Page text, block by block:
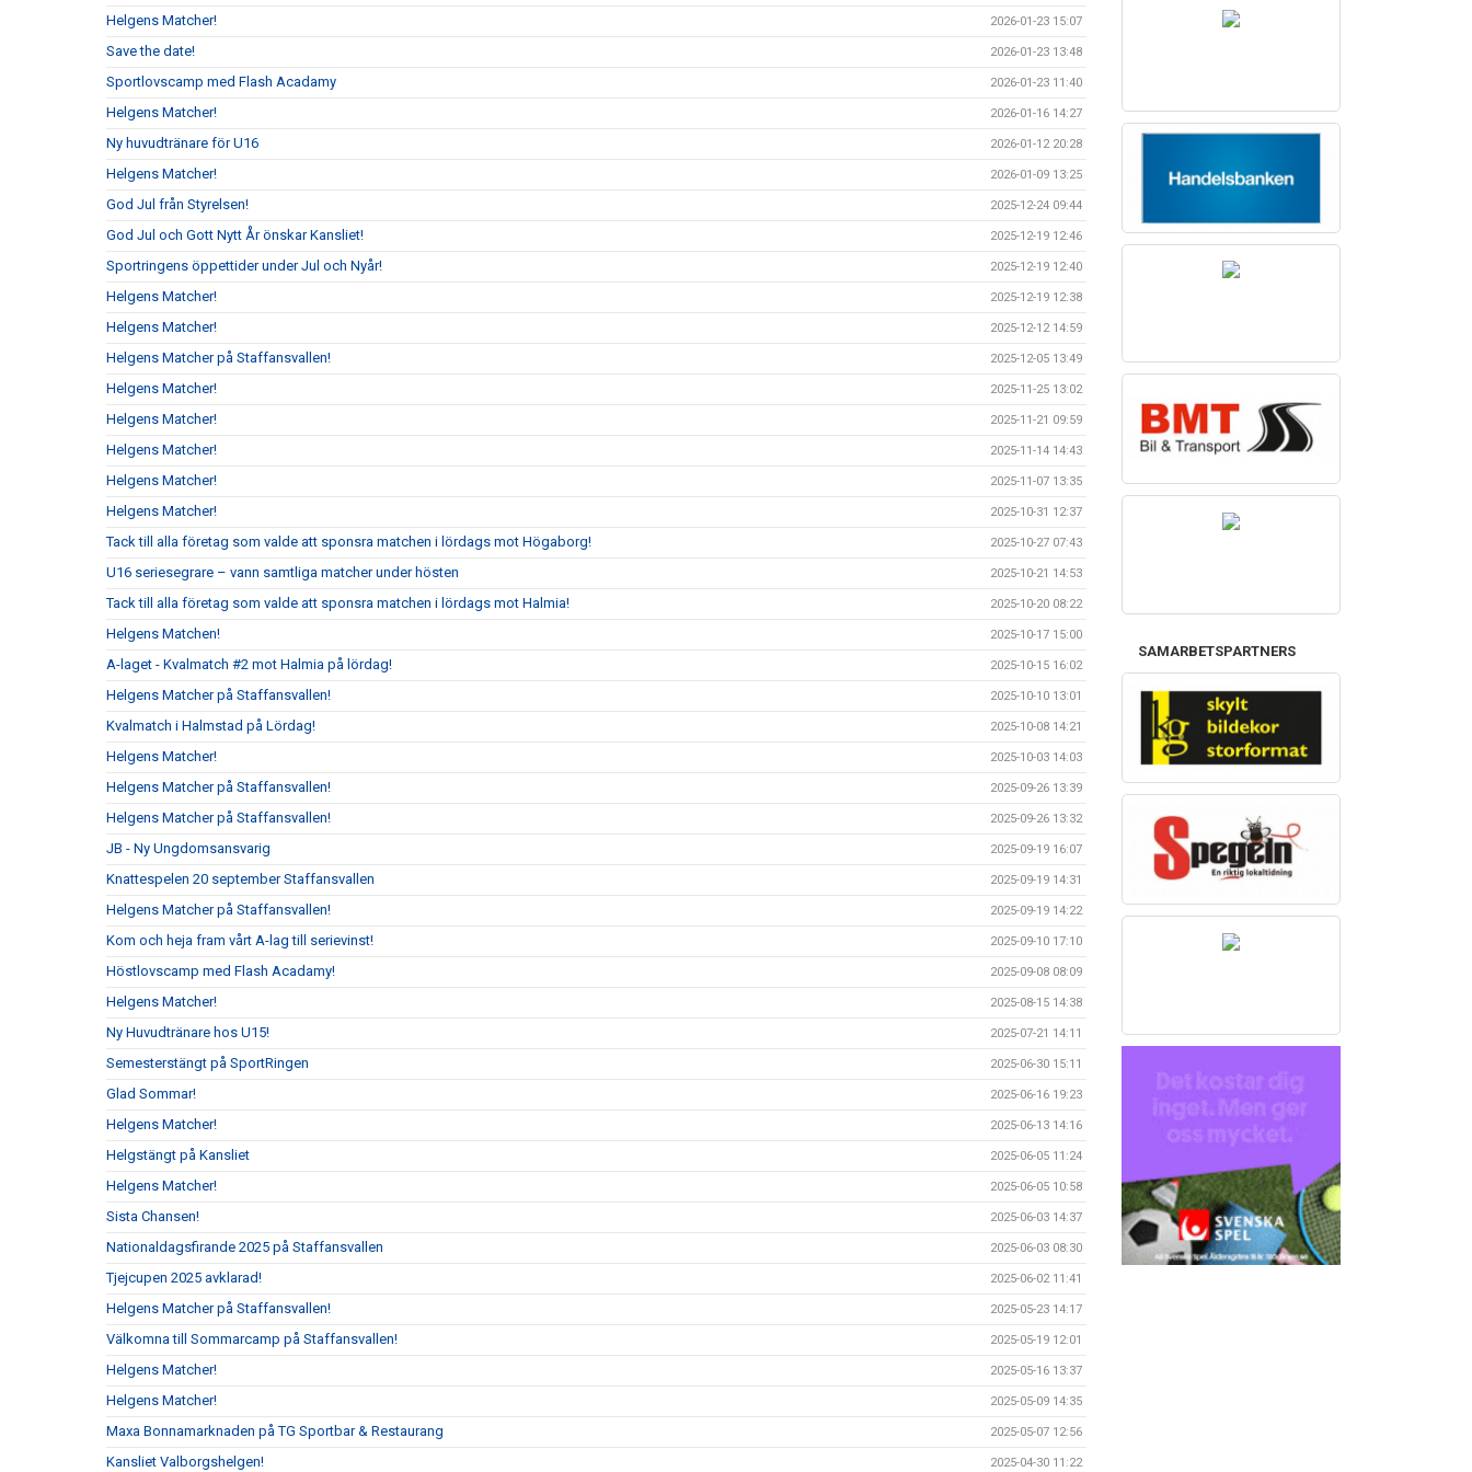
Helgens Matcher! 2026-01-23 15:07
Save the date! 2026-01-23 13:48
Sportlovscamp med Flash Acadamy 2026-01-23 11:40
Helgens Matcher! 2026-01-16 14:27
Ny huvudtränare för U16 2026-01-12 20:28
Helgens Matcher! 2026-01-09 13:25
God Jul från Styrelsen! 2025-12-24 09:44
God Jul och Gott Nytt År önskar Kansliet! 2025-12-19 12:46
Sportringens öppettider under Jul och Nyår! 2025-12-19 12:40
Helgens Matcher! 2025-12-19 12:38
Helgens Matcher! 2025-12-12 14:59
Helgens Matcher på Staffansvallen! 2025-12-05 13:49
Helgens Matcher! 2025-11-25 13:02
Helgens Matcher! 2025-11-21 09:59
Helgens Matcher! 2025-11-14 14:43
Helgens Matcher! 2025-11-07 13:35
Helgens Matcher! 2025-10-31 12:37
Tack till alla företag som valde att sponsra matchen i lördags mot Högaborg! 2025-10-27 07:43
U16 seriesegrare – vann samtliga matcher under hösten 2025-10-21 14:53
Tack till alla företag som valde att sponsra matchen i lördags mot Halmia! 2025-10-20 08:22
Helgens Matchen! 2025-10-17 15:00
A-laget - Kvalmatch #2 mot Halmia på lördag! 2025-10-15 16:02
Helgens Matcher på Staffansvallen! 2025-10-10 13:01
Kvalmatch i Halmstad på Lördag! 2025-10-08 14:21
Helgens Matcher! 2025-10-03 14:03
Helgens Matcher på Staffansvallen! 2025-09-26 13:39
Helgens Matcher på Staffansvallen! 2025-09-26 13:32
JB - Ny Ungdomsansvarig 2025-09-19 16:07
Knattespelen 20 september Staffansvallen 2025-09-19 14:31
Helgens Matcher på Staffansvallen! 2025-09-19 14:22
Kom och heja fram vårt A-lag till serievinst! 2025-09-10 17:10
Höstlovscamp med Flash Acadamy! 2025-09-08 08:09
Helgens Matcher! 2025-08-15 14:38
Ny Huvudtränare hos U15! 2025-07-21 14:11
Semesterstängt på SportRingen 2025-06-30 15:11
Glad Sommar! 2025-06-16 19:23
Helgens Matcher! 2025-06-13 14:16
Helgstängt på Kansliet 2025-06-05 11:24
Helgens Matcher! 2025-06-05 10:58
Sista Chansen! 2025-06-03 14:37
Nationaldagsfirande 2025 på Staffansvallen 2025-06-03 08:30
Tjejcupen 2025 avklarad! 2025-06-02 11:41
Helgens Matcher på Staffansvallen! 2025-05-23 14:17
Välkomna till Sommarcamp på Staffansvallen! 2025-05-19 12:01
Helgens Matcher! 2025-05-16 13:37
Helgens Matcher! 2025-05-09 14:35
Maxa Bonnamarknaden på TG Sportbar & Restaurang 2025-05-07 12:56
Kansliet Valborgshelgen! 2025-04-30 11:22
SAMARBETSPARTNERS